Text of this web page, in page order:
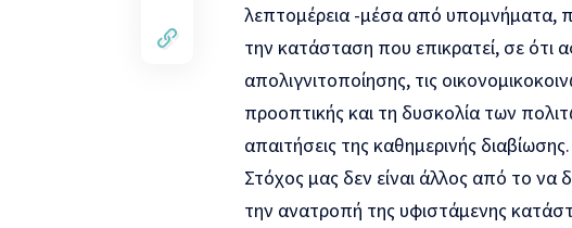
λεπτομέρεια -μέσα από υπομνήματα,
την κατάσταση που επικρατεί, σε ότι
απολιγνιτοποίησης, τις
προοπτικής και τη δυσκολία των
απαιτήσεις της καθημερινής διαβίωσης.
Στόχος μας δεν είναι άλλος από το
την ανατροπή της υφιστάμενης